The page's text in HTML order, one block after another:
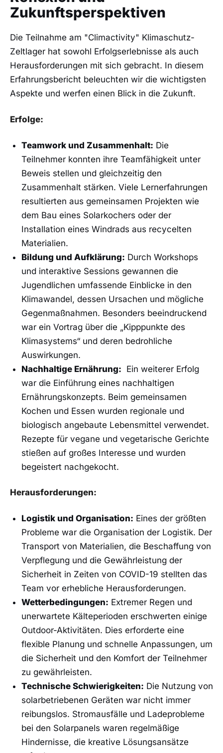
Zukunftsperspektiven
Die Teilnahme am "Climactivity" ‌Klimaschutz-
Zeltlager ‌hat sowohl Erfolgserlebnisse⁢ als auch
Herausforderungen mit sich gebracht. In diesem
Erfahrungsbericht beleuchten ⁤wir die ‌wichtigsten
Aspekte und ⁢werfen einen Blick in die Zukunft.
Erfolge:
Teamwork und Zusammenhalt: Die
Teilnehmer konnten ihre Teamfähigkeit unter
Beweis stellen und gleichzeitig den
Zusammenhalt ‌stärken. Viele ​Lernerfahrungen​
resultierten ⁢aus‌ gemeinsamen Projekten wie
dem Bau eines Solarkochers oder​ der
Installation eines Windrads aus recycelten
Materialien.
Bildung und Aufklärung: Durch ​Workshops
‌und interaktive Sessions ⁣gewannen ‍die
Jugendlichen umfassende Einblicke‌ in den
Klimawandel, dessen Ursachen ‌und mögliche
Gegenmaßnahmen. Besonders beeindruckend⁢
war ein Vortrag⁣ über die „Kipppunkte des
Klimasystems“ und deren bedrohliche⁢
Auswirkungen.
Nachhaltige⁢ Ernährung: ⁤ Ein weiterer ​Erfolg
war die Einführung eines‍ nachhaltigen​
Ernährungskonzepts.‍ Beim gemeinsamen
Kochen und ⁤Essen wurden regionale und
⁤biologisch angebaute Lebensmittel verwendet.
Rezepte für vegane und ⁣vegetarische ​Gerichte
stießen auf großes Interesse und wurden
begeistert nachgekocht.
Herausforderungen:
Logistik ‌und Organisation: Eines der größten
Probleme war ⁣die Organisation der Logistik. Der
Transport von Materialien, die Beschaffung⁣ von
Verpflegung und die ​Gewährleistung​ der
Sicherheit in Zeiten ⁤von COVID-19⁤ stellten das
Team vor erhebliche Herausforderungen.
Wetterbedingungen: Extremer Regen und
unerwartete‌ Kälteperioden erschwerten einige‍
Outdoor-Aktivitäten. Dies erforderte eine
flexible Planung und schnelle Anpassungen, um
die Sicherheit und den Komfort der Teilnehmer‌
zu gewährleisten.
Technische Schwierigkeiten: ‌Die⁣ Nutzung von
solarbetriebenen Geräten war⁤ nicht immer
⁤reibungslos. Stromausfälle und Ladeprobleme
bei⁣ den Solarpanels waren regelmäßige
Hindernisse, die kreative‌ Lösungsansätze